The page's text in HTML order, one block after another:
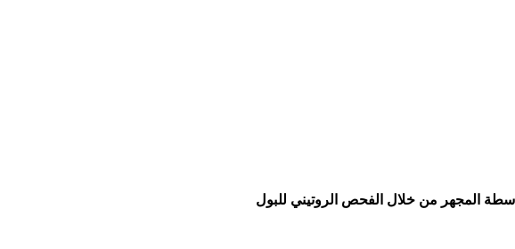
المجهر من خلال الفحص الروتيني للبول